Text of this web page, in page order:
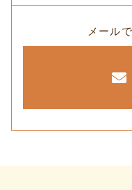
メール